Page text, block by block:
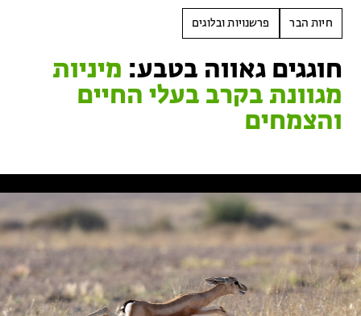
חופשות בבתי ספר שדה
חיות הבר פרשנויות ובלוגים
חוגגים גאווה בטבע: מיניות
מגוונת בקרב בעלי החיים
והצמחים